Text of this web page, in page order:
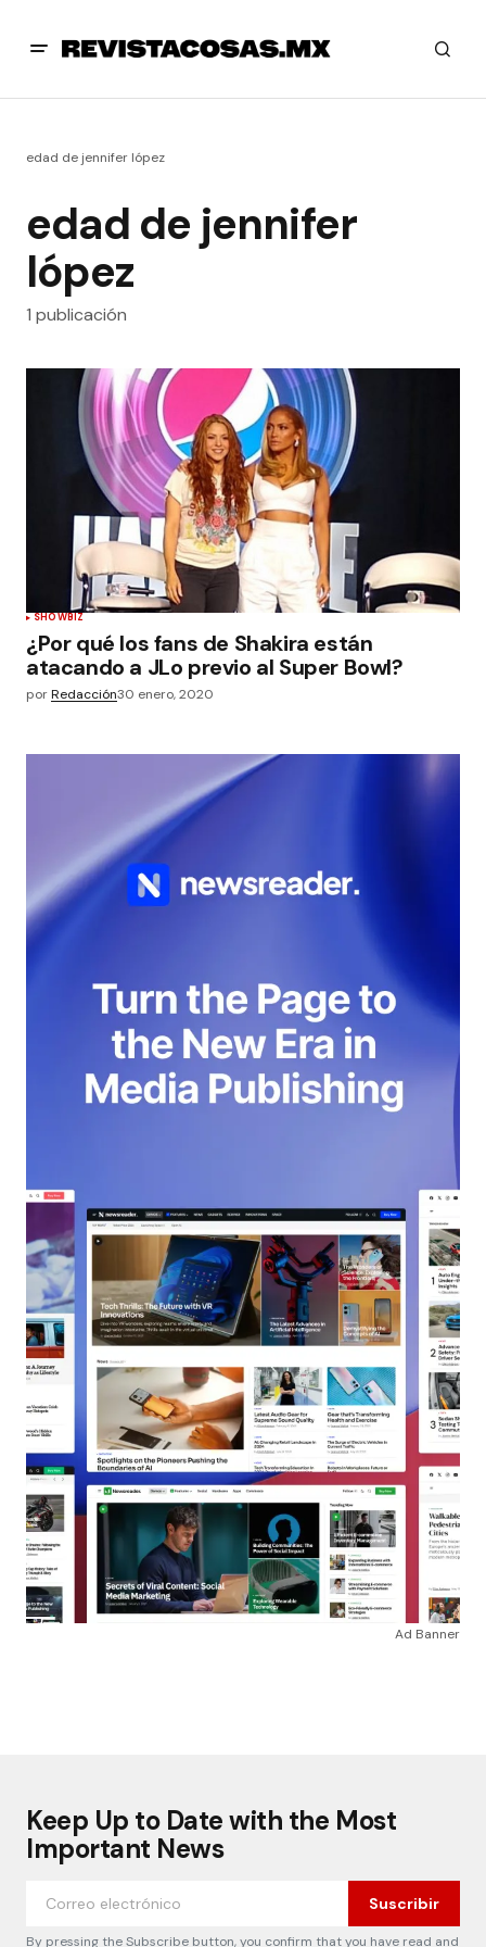
edad de jennifer lópez
edad de jennifer
lópez
1 publicación
SHOWBIZ
¿Por qué los fans de Shakira están
atacando a JLo previo al Super Bowl?
porRedacción30 enero, 2020
Ad Banner
Keep Up to Date with the Most
Important News
Suscribir
By pressing the Subscribe button, you confirm that you have read and